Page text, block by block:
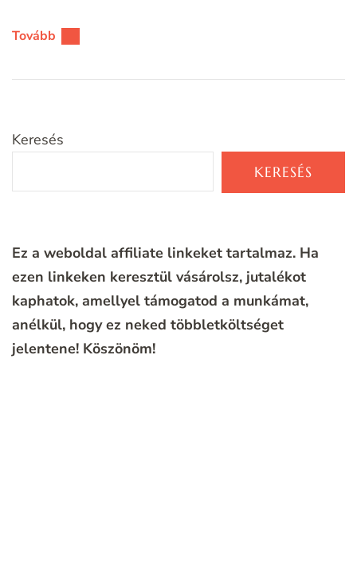
Tovább
Keresés
KERESÉS
Ez a weboldal affiliate linkeket tartalmaz. Ha
ezen linkeken keresztül vásárolsz, jutalékot
kaphatok, amellyel támogatod a munkámat,
anélkül, hogy ez neked többletköltséget
jelentene! Köszönöm!